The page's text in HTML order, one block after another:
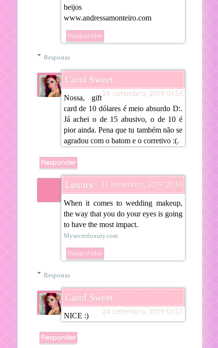
beijos
www.andressamonteiro.com
Responder
Respostas
Carol Sweet
24 setembro, 2019 01:56
Nossa, gift
card de 10 dólares é meio absurdo D:.
Já achei o de 15 abusivo, o de 10 é
pior ainda. Pena que tu também não se
agradou com o batom e o corretivo :(.
Responder
Luxury 17 setembro, 2019 05:34
When it comes to wedding makeup,
the way that you do your eyes is going
to have the most impact.
Mysecretluxury.com
Responder
Respostas
Carol Sweet
24 setembro, 2019 01:57
NICE :)
Responder